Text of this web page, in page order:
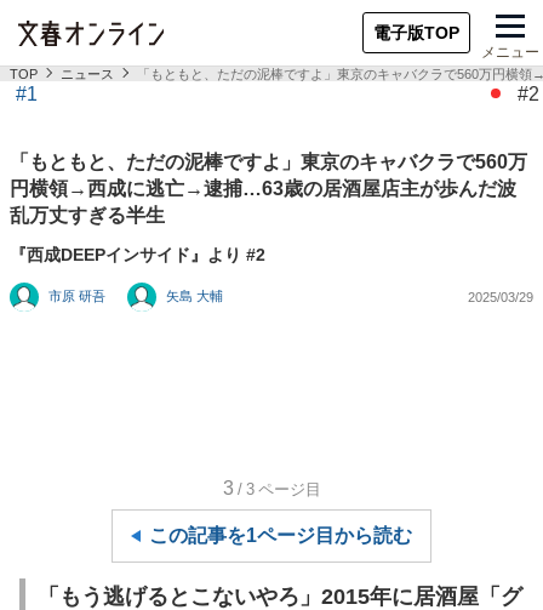
電子版TOP
メニュー
TOP ニュース 「もともと、ただの泥棒ですよ」東京のキャバクラで560万円横
#1 #2
「もともと、ただの泥棒ですよ」東京のキャバクラで560万
円横領→西成に逃亡→逮捕…63歳の居酒屋店主が歩んだ波
乱万丈すぎる半生
『西成DEEPインサイド』より #2
市原 研吾 矢島 大輔 2025/03/29
3 /3 ページ目
この記事を1ページ目から読む
「もう逃げるとこないやろ」2015年に居酒屋「グ